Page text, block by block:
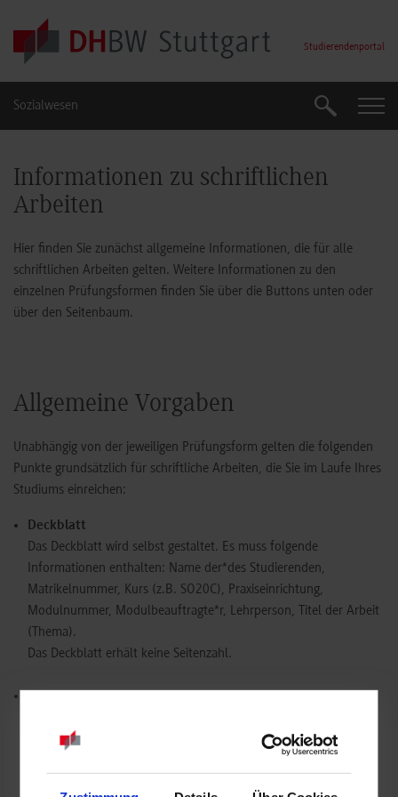
Skip to main content
Studierendenportal
Sozialwesen Suche
Informationen zu schriftlichen
Arbeiten
Hier finden Sie zunächst allgemeine Informationen, die für alle
schriftlichen Arbeiten gelten. Weitere Informationen zu den
einzelnen Prüfungsformen finden Sie über die Buttons unten oder
über den Seitenbaum.
Allgemeine Vorgaben
Unabhängig von der jeweiligen Prüfungsform gelten die folgenden
Punkte grundsätzlich für schriftliche Arbeiten, die Sie im Laufe Ihres
Studiums einreichen:
Deckblatt
Das Deckblatt wird selbst gestaltet. Es muss folgende
Informationen enthalten: Name der*des Studierenden,
Matrikelnummer, Kurs (z.B. SO20C), Praxiseinrichtung,
Modulnummer, Modulbeauftragte*r, Lehrperson, Titel der Arbeit
(Thema).
Das Deckblatt erhält keine Seitenzahl.
Arbeit mit der folgenden ehrenwörtlichen Erklärung abzugeben:
„Ich versichere hiermit, dass ich die vorliegende Arbeit